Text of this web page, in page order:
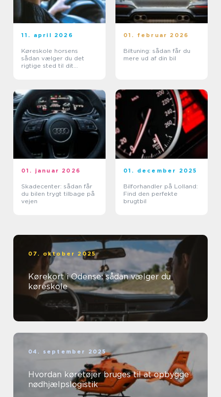
11. april 2026
Køreskole horsens
sådan vælger du det
rigtige sted til dit
01. februar 2026
Biltuning: sådan får du
mere ud af din bil
01. januar 2026
Skadecenter: sådan får
du bilen trygt tilbage på
vejen
01. december 2025
Bilforhandler på Lolland:
Find den perfekte
brugtbil
07. oktober 2025
Kørekort i Odense: sådan vælger du
køreskole
04. september 2025
Hvordan køretøjer bruges til at opbygge
nødhjælpslogistik